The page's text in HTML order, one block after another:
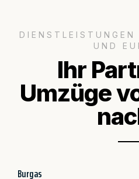
UND
Ihr
Umzüge
Burgas